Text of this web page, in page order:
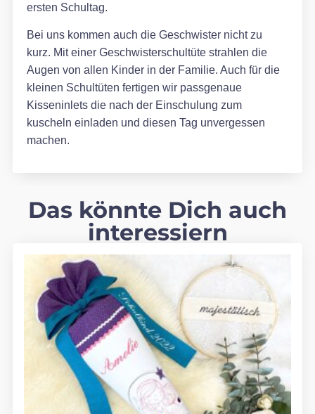
ersten Schultag.
Bei uns kommen auch die Geschwister nicht zu
kurz. Mit einer Geschwisterschultüte strahlen die
Augen von allen Kinder in der Familie. Auch für die
kleinen Schultüten fertigen wir passgenaue
Kisseninlets die nach der Einschulung zum
kuscheln einladen und diesen Tag unvergessen
machen.
Das könnte Dich auch
interessiern